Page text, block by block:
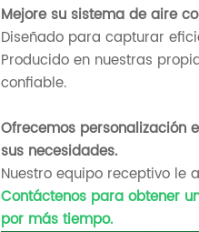
Mejore su sistema de aire
Diseñado para capturar
Producido en nuestras
confiable.
Ofrecemos personalización
sus necesidades.
Nuestro equipo receptivo
Contáctenos para obtener
por más tiempo.